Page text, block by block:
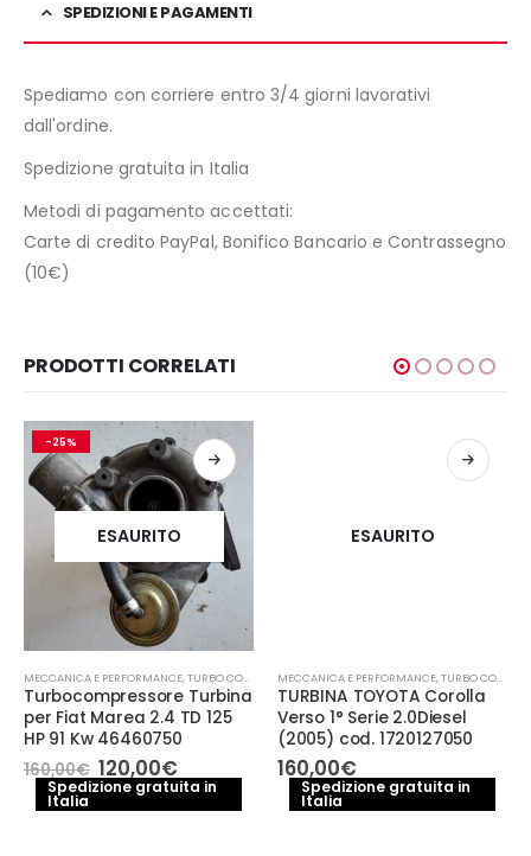
SPEDIZIONI E PAGAMENTI
Spediamo con corriere entro 3/4 giorni lavorativi
dall'ordine.
Spedizione gratuita in Italia
Metodi di pagamento accettati:
Carte di credito PayPal, Bonifico Bancario e Contrassegno
(10€)
PRODOTTI CORRELATI
-25%
ESAURITO
MECCANICA E PERFORMANCE,TURBO COMPRESSORE- TURBINA
Turbocompressore Turbina
per Fiat Marea 2.4 TD 125
HP 91 Kw 46460750
160,00€ Il
prezzo
originale
120,00€Il
prezzo
attuale
Spedizione gratuita in
Italia
ESAURITO
MECCANICA E PERFORMANCE,TURBO COMPRESSORE- TURBINA
TURBINA TOYOTA Corolla
Verso 1° Serie 2.0Diesel
(2005) cod. 1720127050
160,00€
Spedizione gratuita in
Italia